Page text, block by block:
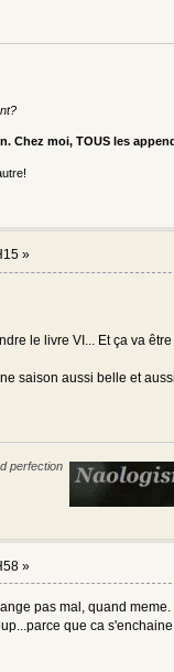
Chez moi, TOUS les
»
le livre VI... Et ça va
saison aussi belle et
perfection
»
pas mal, quand
que ca